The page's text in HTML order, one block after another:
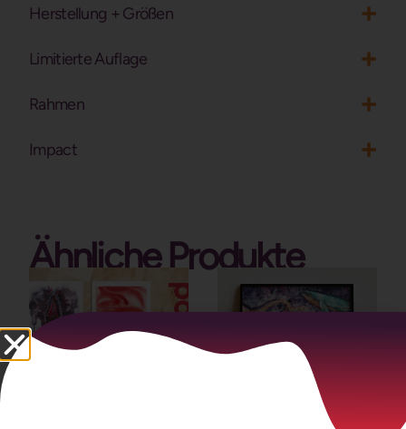
Herstellung + Größen
Limitierte Auflage
Rahmen
Impact
Ähnliche Produkte